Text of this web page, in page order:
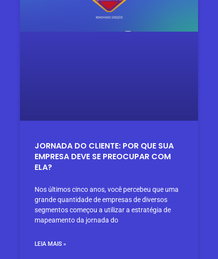
JORNADA DO CLIENTE: POR QUE SUA
EMPRESA DEVE SE PREOCUPAR COM
ELA?
Nos últimos cinco anos, você percebeu que uma
grande quantidade de empresas de diversos
segmentos começou a utilizar a estratégia de
mapeamento da jornada do
LEIA MAIS »